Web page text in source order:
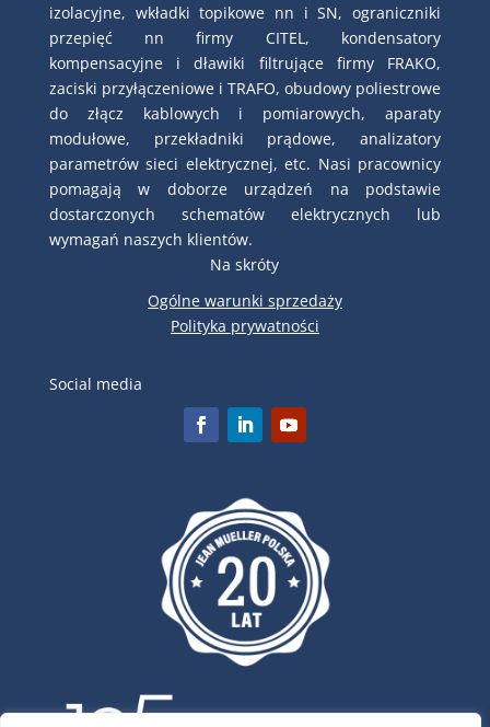
izolacyjne, wkładki topikowe nn i SN, ograniczniki
przepięć nn firmy CITEL, kondensatory
kompensacyjne i dławiki filtrujące firmy FRAKO,
zaciski przyłączeniowe i TRAFO, obudowy poliestrowe
do złącz kablowych i pomiarowych, aparaty
modułowe, przekładniki prądowe, analizatory
parametrów sieci elektrycznej, etc. Nasi pracownicy
pomagają w doborze urządzeń na podstawie
dostarczonych schematów elektrycznych lub
wymagań naszych klientów.
Na skróty
Ogólne warunki sprzedaży
Polityka prywatności
Social media